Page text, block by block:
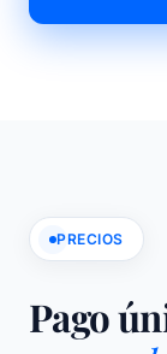
PRECIOS
Pago